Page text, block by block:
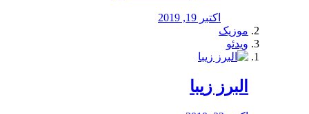
اکتبر 19, 2019
موزیک
ویدئو
البرز زیبا